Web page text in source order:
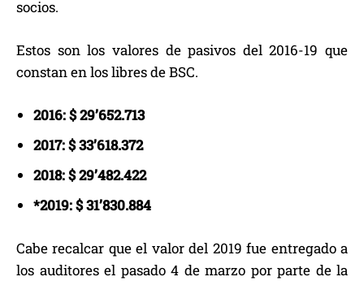
socios.
Estos son los valores de pasivos del 2016-19 que
constan en los libres de BSC.
2016: $ 29’652.713
2017: $ 33’618.372
2018: $ 29’482.422
*2019: $ 31’830.884
Cabe recalcar que el valor del 2019 fue entregado a
los auditores el pasado 4 de marzo por parte de la